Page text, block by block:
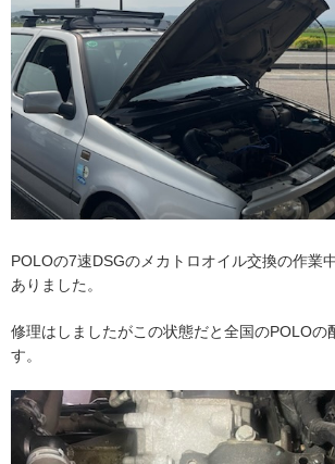
POLOの7速DSGのメカトロオイル交換の作業
ありました。
修理はしましたがこの状態だと全国のPOLOの
す。